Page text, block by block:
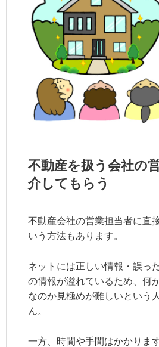
不動産を扱う会社の
介してもらう
不動産会社の営業担当者に直
いう方法もあります。
ネットには正しい情報・誤っ
の情報が溢れているため、何
なのか見極めが難しいという
ん。
一方、時間や手間はかかります